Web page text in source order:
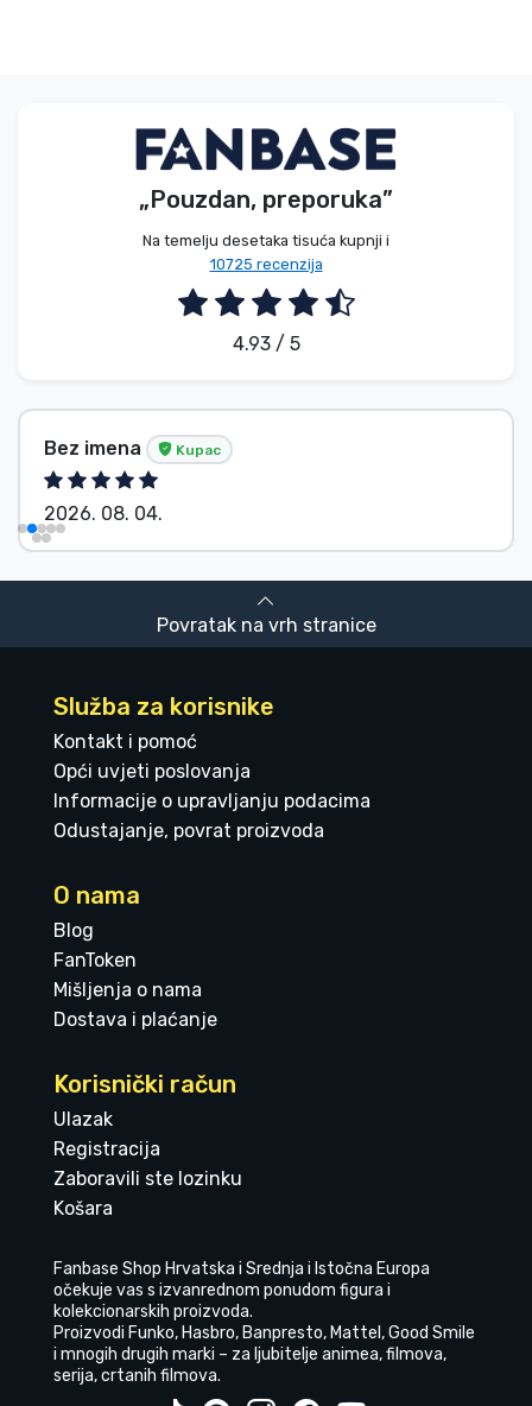
„Pouzdan, preporuka”
Na temelju desetaka tisuća kupnji i
10725 recenzija
4.93 / 5
Bez imena Kupac
2026. 08. 04.
Povratak na vrh stranice
Služba za korisnike
Kontakt i pomoć
Opći uvjeti poslovanja
Informacije o upravljanju podacima
Odustajanje, povrat proizvoda
O nama
Blog
FanToken
Mišljenja o nama
Dostava i plaćanje
Korisnički račun
Ulazak
Registracija
Zaboravili ste lozinku
Košara
Fanbase Shop Hrvatska i Srednja i Istočna Europa
očekuje vas s izvanrednom ponudom figura i
kolekcionarskih proizvoda.
Proizvodi Funko, Hasbro, Banpresto, Mattel, Good Smile
i mnogih drugih marki – za ljubitelje animea, filmova,
serija, crtanih filmova.